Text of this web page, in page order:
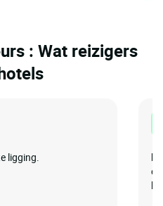
: Wat reizigers
ligging.